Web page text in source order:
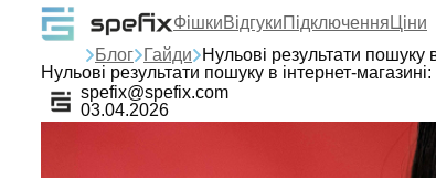
ФішкиВідгукиПідключення Ціни
Блог
Гайди
Нульові результати пошуку
Нульові результати пошуку в інтернет-
spefix@spefix.com
03.04.2026